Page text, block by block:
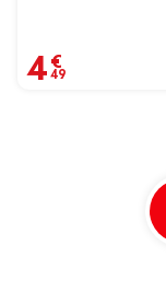
4,49 €